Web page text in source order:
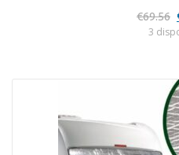
€69.56
3